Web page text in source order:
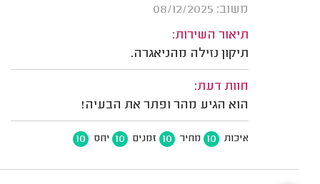
משוב: 08/12/2025
תיאור השירות:
תיקון נזילה מהניאגרה.
חוות דעת:
הוא הגיע מהר ופתר את הבעיה!
איכות 10 מחיר 10 זמנים 10 יחס 10